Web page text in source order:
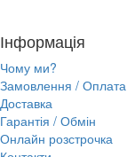
Інформація
Чому ми?
Замовлення / Оплата
Доставка
Гарантія / Обмін
Онлайн розстрочка